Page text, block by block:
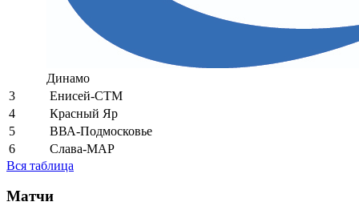
Динамо
3
Енисей-СТМ
4
Красный Яр
5
ВВА-Подмосковье
6
Слава-МАР
Вся таблица
Матчи